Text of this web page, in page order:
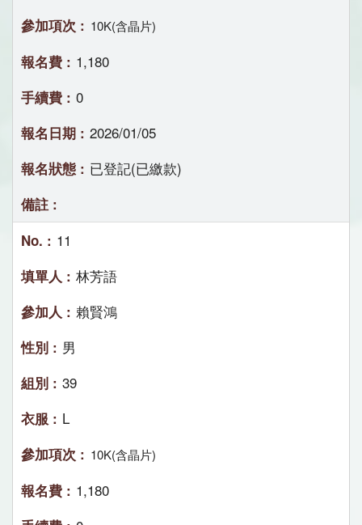
10K(含晶片)
1,180
0
2026/01/05
已登記(已繳款)
11
林芳語
賴賢鴻
男
39
L
10K(含晶片)
1,180